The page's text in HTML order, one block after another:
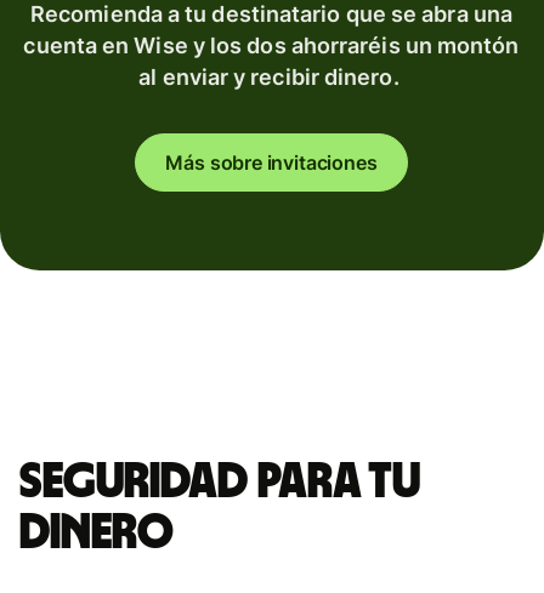
Recomienda a tu destinatario que se abra una
cuenta en Wise y los dos ahorraréis un montón
al enviar y recibir dinero.
Más sobre invitaciones
Seguridad para tu
dinero